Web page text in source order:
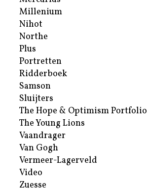
Millenium
Nihot
Northe
Plus
Portretten
Ridderboek
Samson
Sluijters
The Hope & Optimism Portfolio
The Young Lions
Vaandrager
Van Gogh
Vermeer-Lagerveld
Video
Zuesse